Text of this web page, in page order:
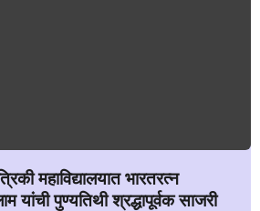
महाविद्यालयात भारतरत्न
यांची पुण्यतिथी श्रद्धापूर्वक साजरी